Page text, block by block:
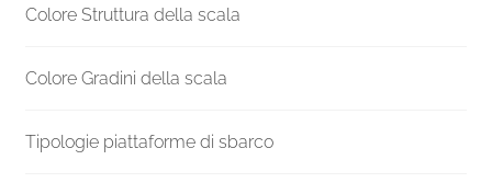
cm
Colore Struttura della scala
Colore Gradini della scala
Tipologie piattaforme di sbarco